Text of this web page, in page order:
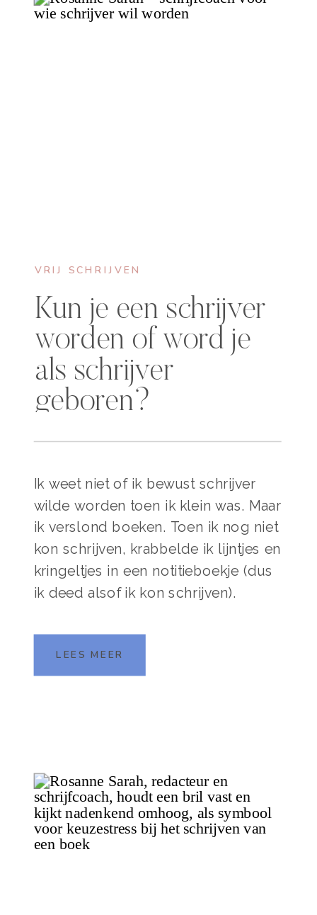
VRIJ SCHRIJVEN
Kun je een schrijver
worden of word je
als schrijver
geboren?
Ik weet niet of ik bewust schrijver
wilde worden toen ik klein was. Maar
ik verslond boeken. Toen ik nog niet
kon schrijven, krabbelde ik lijntjes en
kringeltjes in een notitieboekje (dus
ik deed alsof ik kon schrijven).
mijn eigen verhalen. Toen ik op de
basisschool zat, schreef ik […]
LEES MEER